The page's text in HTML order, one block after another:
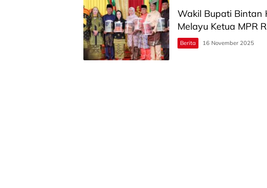
Wakil Bupati Bintan
Melayu Ketua MPR
Berita 16 November 2025